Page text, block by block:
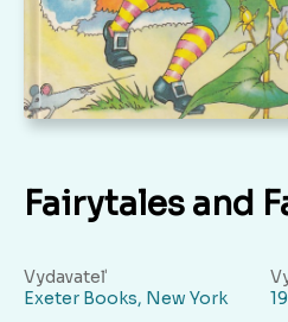
Fairytales and
Vydavateľ
Exeter Books, New York